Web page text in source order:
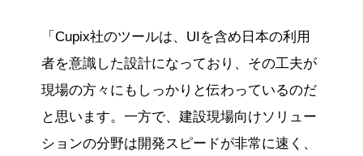
「Cupix社のツールは、UIを含め日本の利用
者を意識した設計になっており、その工夫が
現場の方々にもしっかりと伝わっているのだ
と思います。一方で、建設現場向けソリュー
ションの分野は開発スピードが非常に速く、